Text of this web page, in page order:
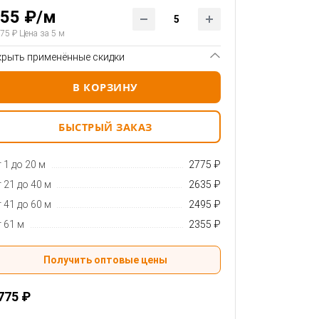
₽/м
₽ Цена за 5 м
применённые скидки
В КОРЗИНУ
БЫСТРЫЙ ЗАКАЗ
1 до 20 м
2775 ₽
21 до 40 м
2635 ₽
41 до 60 м
2495 ₽
61 м
2355 ₽
Получить оптовые цены
₽